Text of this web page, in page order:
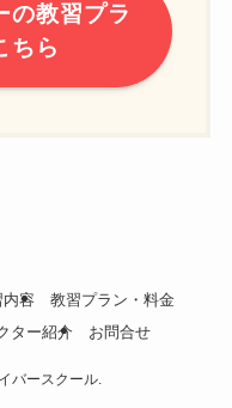
の教習プラ
ちら
容
教習プラン・料金
ター紹介 お問合せ
バースクール.